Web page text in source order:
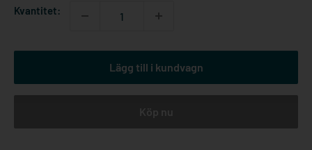
Kvantitet:
Lägg till i kundvagn